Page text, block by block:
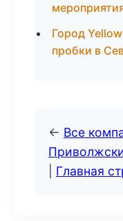
Город
пробки в
← Все
Главная